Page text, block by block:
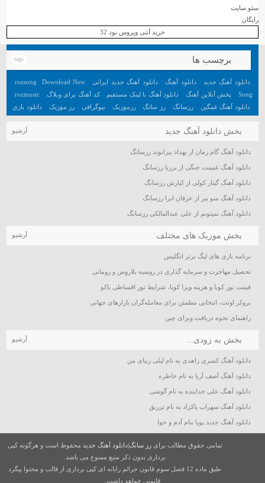
سئو سایت
رایگان
خرید آنتی ویروس نود 32
برچسب ها tags
دانلود آهنگ جدید دانلود آهنگ دانلود آهنگ جدید ایرانی rozsong
Download New
Song
پخش آنلاین آهنگ دانلود آهنگ با لینک مستقیم کد آهنگ برای وبلاگ
rozmusic
دانلود آهنگ غمگین
رزسانگ رز سانگ رزموزیک بیوگرافی رز موزیک
دانلود بازي
بخش دانلود آهنگ جدید آرشیو
دانلود آهنگ گام زمان از بهداد بیرانوند رزسانگ
دانلود آهنگ غنیمت جنگی از برزیا رزسانگ
دانلود آهنگ گیتار کولی از کیارش رزسانگ
دانلود آهنگ منو ببر از عرفان ابرا رزسانگ
دانلود آهنگ نمیتونم از علی عبدالمالکی رزسانگ
بخش موزیک های مختلف آرشیو
برنامه بازی های لیگ برتر انگلیس
تحصیل مهاجرت و سرمایه گذاری در روسیه بلاروس و رومانی
قیمت تور کوبا و هزینه ویزا کوبا، شرایط تور اقساطی باکو
بروکر اوتت، انتخابی مطمئن برای معامله‌گران بازارهای جهانی
راهنمای نحوه دریافت ویزای چین
بخش به زودی... آرشیو
دانلود آهنگ کسری زاهدی به نام لیلی زیبای من
دانلود آهنگ آصف آریا به نام خاطره
دانلود آهنگ علی خدابنده به نام گوشی
دانلود آهنگ سهراب پاکزاد به نام تزریق
دانلود آهنگ جدید پویا بنام آدم و حوا
تمامی حقوق مطالب برایرز سانگ|دانلود آهنگ جدید محفوظ است و هرگونه کپی
برداری بدون ذکر منبع ممنوع می باشد.
طبق ماده 12 فصل سوم قانون جرائم رایانه ای کپی برداری از قالب و محتوا پیگرد
قانونی خواهد داشت.